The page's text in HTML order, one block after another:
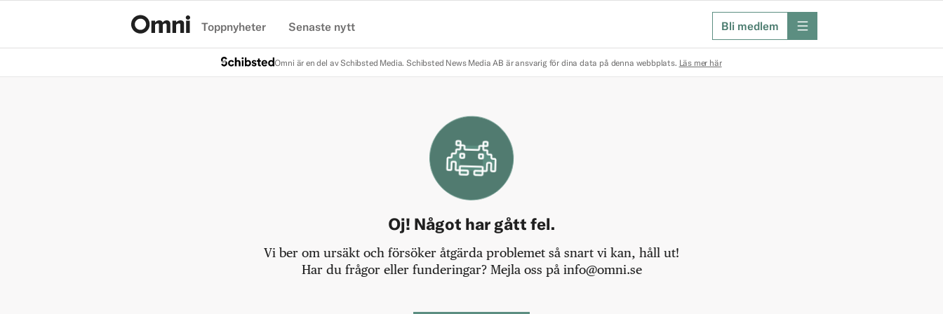
Toppnyheter Senaste nytt Bli medlem meny
Omni är en del av Schibsted Media. Schibsted News Media AB är ansvarig för dina data på denna webbplats. Läs mer här
Oj! Något har gått fel.
Vi ber om ursäkt och försöker åtgärda problemet så snart vi kan, håll ut!
Har du frågor eller funderingar? Mejla oss på info@omni.se